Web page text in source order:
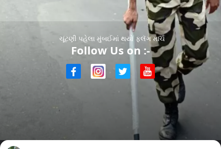
ચૂંટણી પહેલા મુંબઈમાં થયો ફ્લૅગ માર્ચ
Follow Us on :-